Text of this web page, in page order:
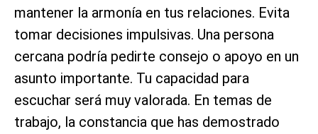
mantener la armonía en tus relaciones. Evita
tomar decisiones impulsivas. Una persona
cercana podría pedirte consejo o apoyo en un
asunto importante. Tu capacidad para
escuchar será muy valorada. En temas de
trabajo, la constancia que has demostrado